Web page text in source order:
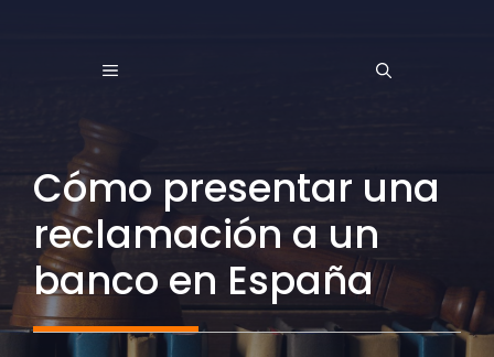
MENÚ
Cómo presentar una
reclamación a un
banco en España